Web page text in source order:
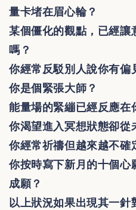
量卡堵在眉心輪？
某個僵化的觀點，已經讓
嗎？
你經常反駁別人說你有偏
你是個緊張大師？
能量場的緊繃已經反應在
你渴望進入冥想狀態卻從
你經常祈禱但越來越不確
你按時寫下新月的十個心
成願？
以上狀況如果出現其一